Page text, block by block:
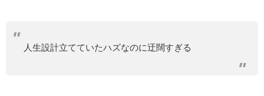
人生設計立てていたハズなのに迂闊すぎる